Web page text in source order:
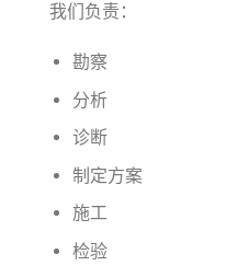
我们负责：
勘察
分析
诊断
制定方案
施工
检验